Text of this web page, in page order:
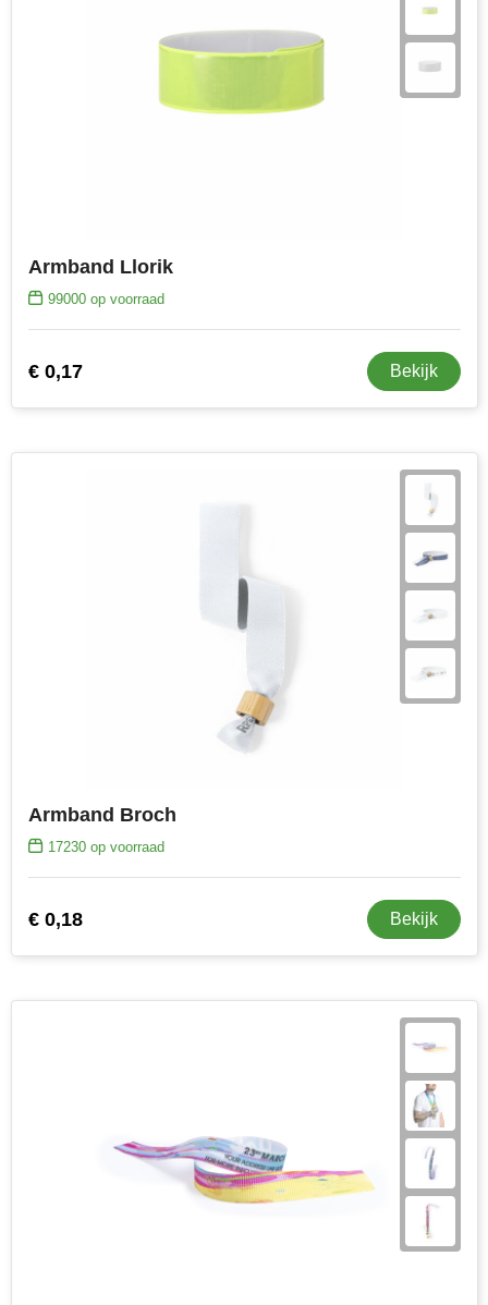
Armband Llorik
99000op voorraad
€ 0,17 Bekijk
Armband Broch
17230op voorraad
€ 0,18 Bekijk